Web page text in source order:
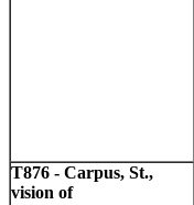
T876 - Carpus, St.,
vision of